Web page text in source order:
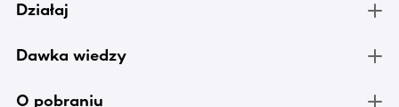
Działaj
Dawka wiedzy
O pobraniu